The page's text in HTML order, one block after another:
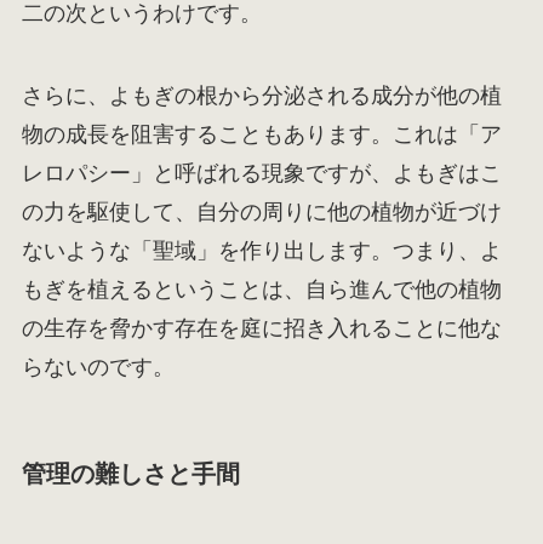
二の次というわけです。
さらに、よもぎの根から分泌される成分が他の植
物の成長を阻害することもあります。これは「ア
レロパシー」と呼ばれる現象ですが、よもぎはこ
の力を駆使して、自分の周りに他の植物が近づけ
ないような「聖域」を作り出します。つまり、よ
もぎを植えるということは、自ら進んで他の植物
の生存を脅かす存在を庭に招き入れることに他な
らないのです。
管理の難しさと手間